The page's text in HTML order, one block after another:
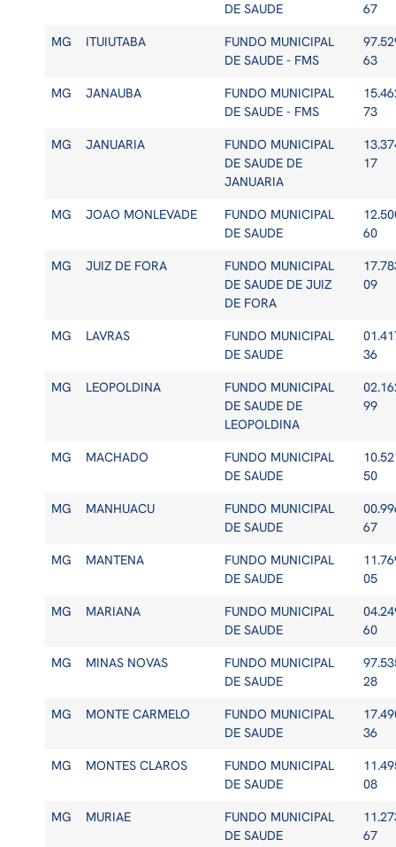
DE SAUDE
67
MG ITUIUTABA
FUNDO MUNICIPAL
DE SAUDE - FMS
63
MG JANAUBA
FUNDO MUNICIPAL
DE SAUDE - FMS
73
MG JANUARIA
FUNDO MUNICIPAL
DE SAUDE DE
JANUARIA
17
MG JOAO MONLEVADE
FUNDO MUNICIPAL
DE SAUDE
60
MG JUIZ DE FORA
FUNDO MUNICIPAL
DE SAUDE DE JUIZ
DE FORA
09
MG LAVRAS
FUNDO MUNICIPAL
DE SAUDE
36
MG LEOPOLDINA
FUNDO MUNICIPAL
DE SAUDE DE
LEOPOLDINA
99
MG MACHADO
FUNDO MUNICIPAL
DE SAUDE
50
MG MANHUACU
FUNDO MUNICIPAL
DE SAUDE
67
MG MANTENA
FUNDO MUNICIPAL
DE SAUDE
05
MG MARIANA
FUNDO MUNICIPAL
DE SAUDE
60
MG MINAS NOVAS
FUNDO MUNICIPAL
DE SAUDE
28
MG MONTE CARMELO
FUNDO MUNICIPAL
DE SAUDE
36
MG MONTES CLAROS
FUNDO MUNICIPAL
DE SAUDE
08
MG MURIAE
FUNDO MUNICIPAL
DE SAUDE
67